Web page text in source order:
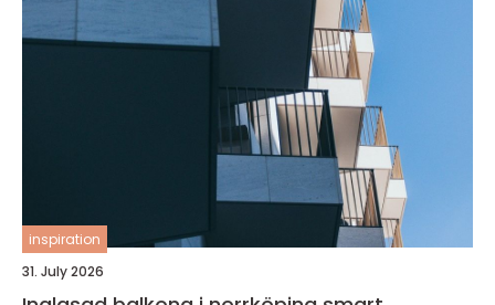
inspiration
31. July 2026